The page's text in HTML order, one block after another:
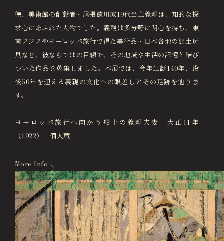
徳川美術館の創設者・尾張徳川家19代当主義親は、知的な探
求心にあふれた人物でした。義親は多分野に関心を持ち、東
南アジアやヨーロッパ旅行で得た美術品・日本各地の郷土玩
具など、彼ならではの目線で、その地域や生活の記憶と結び
ついた作品を蒐集しました。本展では、今年生誕140年、没
後50年を迎える義親の文化への眼差しとその足跡を辿りま
す。
ヨーロッパ旅行へ向かう船上の義親夫妻 大正11年
（1922） 個人蔵
More Info